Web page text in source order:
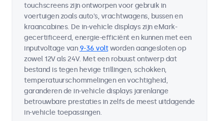
touchscreens zijn ontworpen voor gebruik in
voertuigen zoals auto's, vrachtwagens, bussen en
kraancabines. De in-vehicle displays zijn eMark-
gecertificeerd, energie-efficiënt en kunnen met een
inputvoltage van 9-36 voltworden aangesloten op
zowel 12V als 24V. Met een robuust ontwerp dat
bestand is tegen hevige trillingen, schokken,
temperatuurschommelingen en vochtigheid,
garanderen de in-vehicle displays jarenlange
betrouwbare prestaties in zelfs de meest uitdagende
in-vehicle toepassingen.